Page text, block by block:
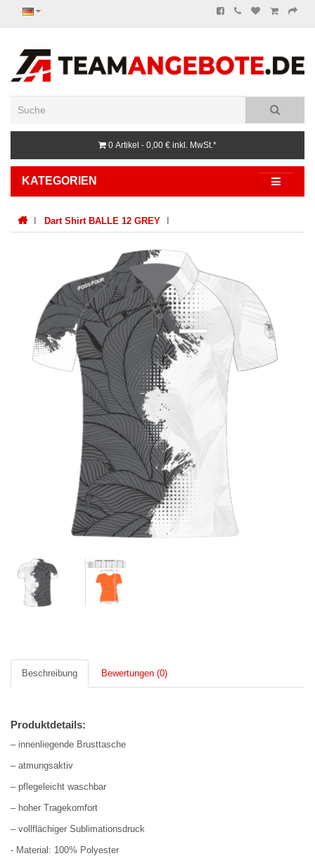
0 Artikel - 0,00 € inkl. MwSt.*
KATEGORIEN
Dart Shirt BALLE 12 GREY
Beschreibung Bewertungen (0)
Produktdetails:
– innenliegende Brusttasche
– atmungsaktiv
– pflegeleicht waschbar
– hoher Tragekomfort
– vollflächiger Sublimationsdruck
- Material: 100% Polyester